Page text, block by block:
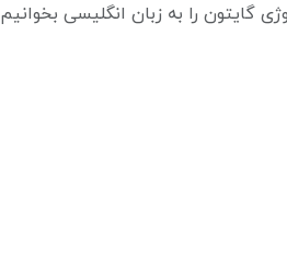
گایتون را به زبان انگلیسی